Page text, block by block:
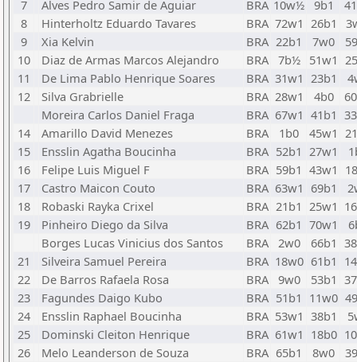
7
Alves Pedro Samir de Aguiar BRA 10w½ 9b1
8
Hinterholtz Eduardo Tavares BRA 72w1 26b1
9
Xia Kelvin BRA 22b1 7w0
10
Diaz de Armas Marcos Alejandro BRA 7b½ 51w1
11
De Lima Pablo Henrique Soares BRA 31w1 23b1
12
Silva Grabrielle BRA 28w1 4b0
Moreira Carlos Daniel Fraga
BRA 67w1 41b1
14
Amarillo David Menezes BRA 1b0 45w1
15
Ensslin Agatha Boucinha BRA 52b1 27w1
16
Felipe Luis Miguel F BRA 59b1 43w1
17
Castro Maicon Couto BRA 63w1 69b1
18
Robaski Rayka Crixel BRA 21b1 25w1
19
Pinheiro Diego da Silva BRA 62b1 70w1
Borges Lucas Vinicius dos Santos
BRA 2w0 66b1
21
Silveira Samuel Pereira BRA 18w0 61b1
22
De Barros Rafaela Rosa BRA 9w0 53b1
23
Fagundes Daigo Kubo BRA 51b1 11w0
24
Ensslin Raphael Boucinha BRA 53w1 38b1
25
Dominski Cleiton Henrique BRA 61w1 18b0
26
Melo Leanderson de Souza BRA 65b1 8w0